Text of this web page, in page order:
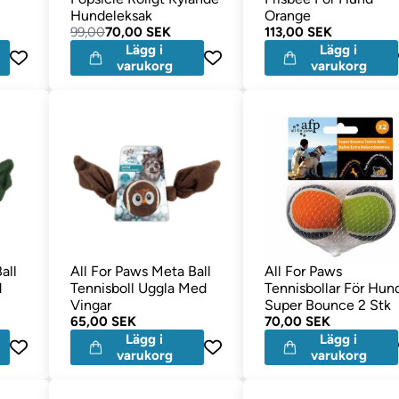
Hundeleksak
99,0070,00 SEK
Lägg i
varukorg
Orange
113,00 SEK
Lägg i
varukorg
All For Paws Meta Ball
Tennisboll Uggla Med
Vingar
65,00 SEK
Lägg i
varukorg
All For Paws
Tennisbollar För
Super Bounce 2 Stk
70,00 SEK
Lägg i
varukorg